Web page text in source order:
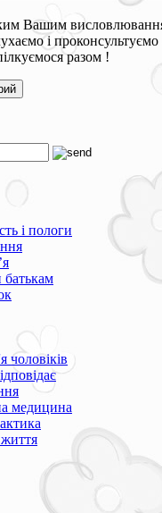
Вашим
і
разом !
і пологи
чоловіків
медицина